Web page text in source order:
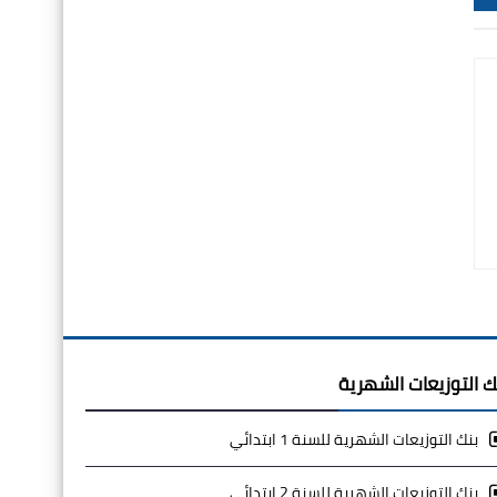
التوزيعات الشهرية
بنك التوزيعات الشهرية للسنة 1 ابتدائي